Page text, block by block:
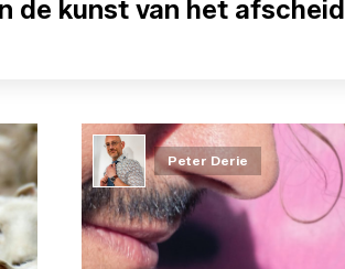
de kunst van het afscheid
Peter Derie